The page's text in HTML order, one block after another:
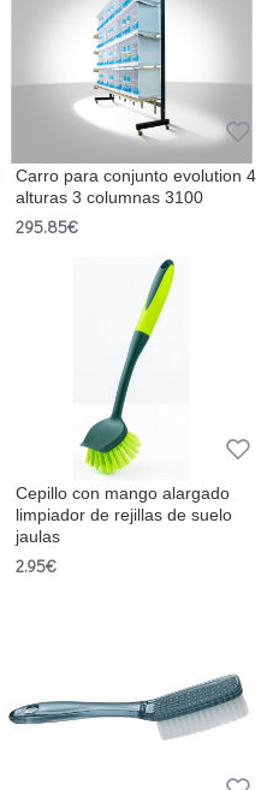
Carro para conjunto evolution 4
alturas 3 columnas 3100
295.85€
Cepillo con mango alargado
limpiador de rejillas de suelo
jaulas
2.95€